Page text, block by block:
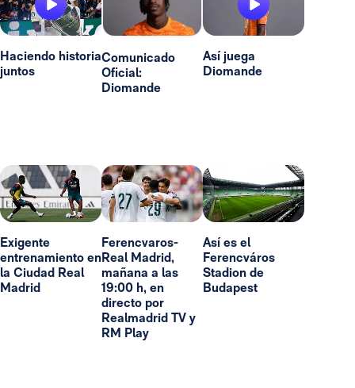
Haciendo historia
juntos
Comunicado
Oficial:
Diomande
Así juega
Diomande
Exigente
entrenamiento en
la Ciudad Real
Madrid
Ferencvaros-
Real Madrid,
mañana a las
19:00 h, en
directo por
Realmadrid TV y
RM Play
Así es el
Ferencváros
Stadion de
Budapest